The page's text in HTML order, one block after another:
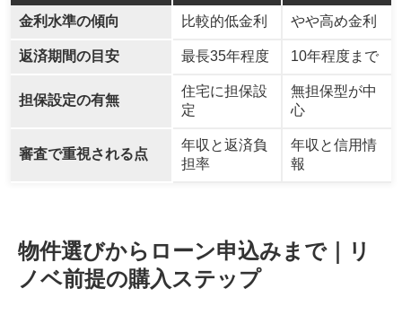
金利水準の傾向
比較的低金利 やや高め金利
返済期間の目安 最長35年程度 10年程度まで
担保設定の有無
住宅に担保設
定
無担保型が中
心
審査で重視される点
年収と返済負
担率
年収と信用情
報
物件選びからローン申込みまで｜リ
ノベ前提の購入ステップ